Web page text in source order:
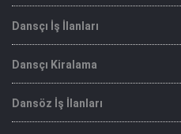
Dansçı İş İlanları
Dansçı Kiralama
Dansöz İş İlanları